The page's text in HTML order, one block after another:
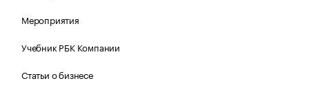
Мероприятия
Учебник РБК Компании
Статьи о бизнесе